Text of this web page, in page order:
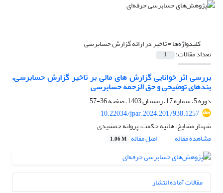
کلیدواژه‌ها =تاخیر در ارائه گزارش حسابرسی
تعداد مقالات: 1
بررسی اثر خوانایی گزارش های مالی بر تاخیر گزارش حسابرسی،
بندهای توضیحی و حق الزحمه حسابرسی
دوره 5، شماره 17، زمستان 1403، صفحه
36-57
10.22034/jpar.2024.2017938.1257
شهناز مشایخ، هانیه حکمت، پروانه جمشیدی
مشاهده مقاله
اصل مقاله 1.06 M
مقالات آماده انتشار